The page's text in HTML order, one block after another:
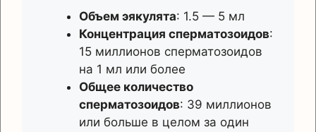
Объем эякулята: 1.5 — 5 мл
Концентрация сперматозоидов:
15 миллионов сперматозоидов
на 1 мл или более
Общее количество
сперматозоидов: 39 миллионов
или больше в целом за один